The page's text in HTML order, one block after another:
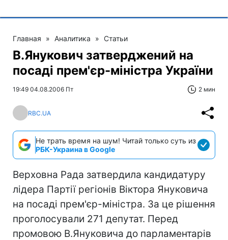
Главная » Аналитика » Статьи
В.Янукович затверджений на
посаді прем'єр-міністра України
19:49 04.08.2006 Пт 2 мин
RBC.UA
Не трать время на шум! Читай только суть из
РБК-Украина в Google
Верховна Рада затвердила кандидатуру
лідера Партії регіонів Віктора Януковича
на посаді прем'єр-міністра. За це рішення
проголосували 271 депутат. Перед
промовою В.Януковича до парламентарів